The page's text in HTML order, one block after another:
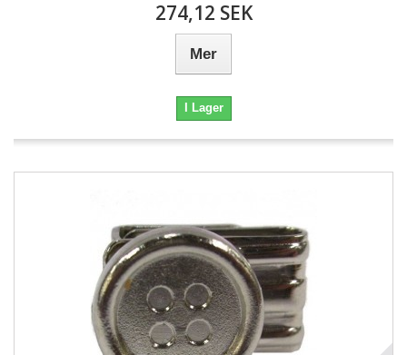
274,12 SEK
Mer
I Lager